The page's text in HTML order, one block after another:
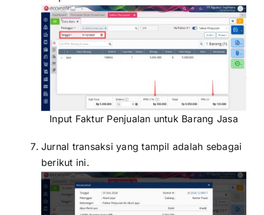
Input Faktur Penjualan untuk Barang Jasa
Jurnal transaksi yang tampil adalah sebagai
berikut ini.